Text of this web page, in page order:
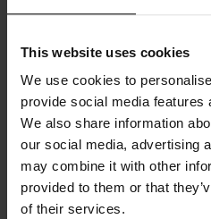
This website uses cookies
We use cookies to
provide social media features
We also share information
our social media, advertising
may combine it with other
provided to them or that
of their services.
Specificatie
Wasvoorschriften